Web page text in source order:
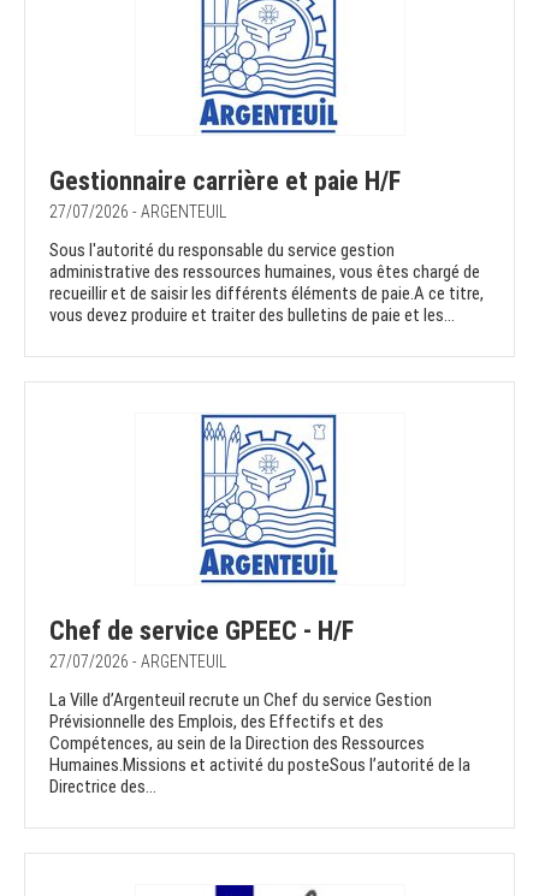
Gestionnaire carrière et paie H/F
27/07/2026 - ARGENTEUIL
Sous l'autorité du responsable du service gestion
administrative des ressources humaines, vous êtes chargé de
recueillir et de saisir les différents éléments de paie.A ce titre,
vous devez produire et traiter des bulletins de paie et les...
Chef de service GPEEC - H/F
27/07/2026 - ARGENTEUIL
La Ville d’Argenteuil recrute un Chef du service Gestion
Prévisionnelle des Emplois, des Effectifs et des
Compétences, au sein de la Direction des Ressources
Humaines.Missions et activité du posteSous l’autorité de la
Directrice des...